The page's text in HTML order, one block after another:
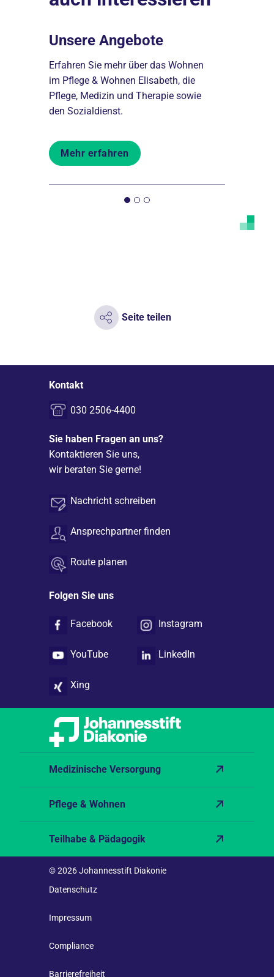
Unsere Angebote
Erfahren Sie mehr über das Wohnen
im Pflege & Wohnen Elisabeth, die
Pflege, Medizin und Therapie sowie
den Sozialdienst.
Mehr erfahren
Seite teilen
Kontakt
030 2506-4400
Sie haben Fragen an uns?
Kontaktieren Sie uns,
wir beraten Sie gerne!
Nachricht schreiben
Ansprechpartner finden
Route planen
Folgen Sie uns
Facebook Instagram
YouTube LinkedIn
Xing
Medizinische Versorgung
Pflege & Wohnen
Teilhabe & Pädagogik
© 2026 Johannesstift Diakonie
Datenschutz
Impressum
Compliance
Barrierefreiheit